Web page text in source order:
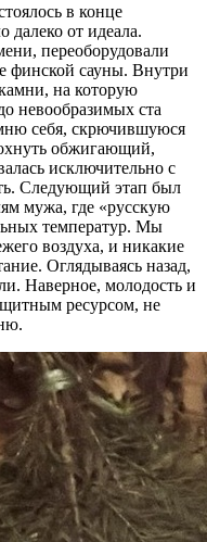
в конце
далеко от идеала.
переоборудовали
финской сауны. Внутри
на которую
невообразимых ста
себя, скрючившуюся
обжигающий,
исключительно с
Следующий этап был
мужа, где «русскую
температур. Мы
воздуха, и никакие
Оглядываясь назад,
Наверное, молодость и
ресурсом, не